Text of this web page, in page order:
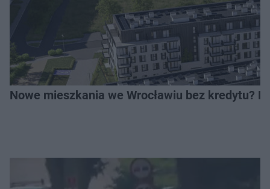
Nowe mieszkania we Wrocławiu bez kredytu?